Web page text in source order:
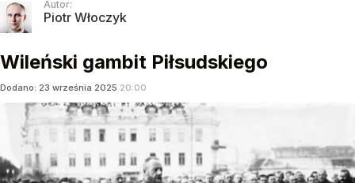
Autor:
Piotr Włoczyk
Wileński gambit Piłsudskiego
Dodano: 23 września 2025 20:00